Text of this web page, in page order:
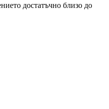
достатъчно близо до